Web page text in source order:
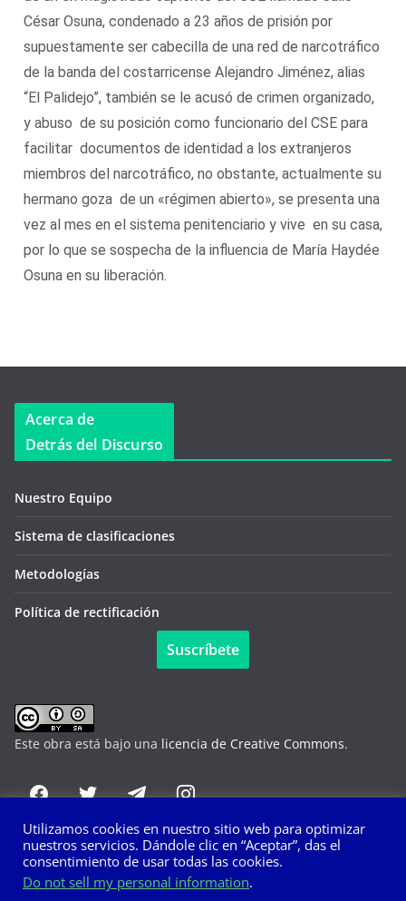
César Osuna, condenado a 23 años de prisión por
supuestamente ser cabecilla de una red de narcotráfico
de la banda del costarricense Alejandro Jiménez, alias
“El Palidejo”, también se le acusó de crimen organizado,
y abuso de su posición como funcionario del CSE para
facilitar documentos de identidad a los extranjeros
miembros del narcotráfico, no obstante, actualmente su
hermano goza de un «régimen abierto», se presenta una
vez al mes en el sistema penitenciario y vive en su casa,
por lo que se sospecha de la influencia de María Haydée
Osuna en su liberación.
Acerca de
Detrás del Discurso
Nuestro Equipo
Sistema de clasificaciones
Metodologías
Política de rectificación
Suscríbete
Este obra está bajo una licencia de Creative Commons.
Copyright © 2026Detrás del Discurso
Utilizamos cookies en nuestro sitio web para optimizar
nuestros servicios. Dándole clic en “Aceptar”, das el
consentimiento de usar todas las cookies.
Do not sell my personal information.